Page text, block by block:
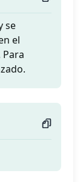
se
el